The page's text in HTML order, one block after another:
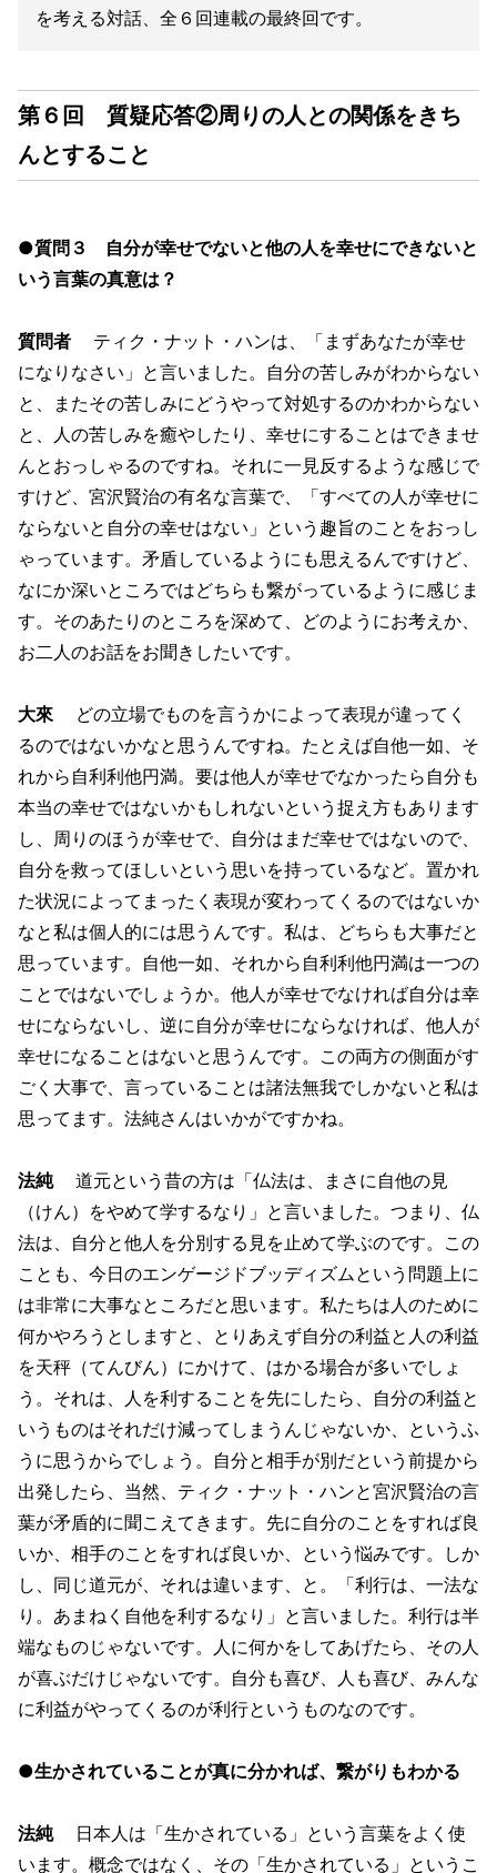
を考える対話、全６回連載の最終回です。
第６回 質疑応答②周りの人との関係をきち
んとすること
●質問３ 自分が幸せでないと他の人を幸せにできないと
いう言葉の真意は？
質問者 ティク・ナット・ハンは、「まずあなたが幸せ
になりなさい」と言いました。自分の苦しみがわからない
と、またその苦しみにどうやって対処するのかわからない
と、人の苦しみを癒やしたり、幸せにすることはできませ
んとおっしゃるのですね。それに一見反するような感じで
すけど、宮沢賢治の有名な言葉で、「すべての人が幸せに
ならないと自分の幸せはない」という趣旨のことをおっし
ゃっています。矛盾しているようにも思えるんですけど、
なにか深いところではどちらも繋がっているように感じま
す。そのあたりのところを深めて、どのようにお考えか、
お二人のお話をお聞きしたいです。
大來 どの立場でものを言うかによって表現が違ってく
るのではないかなと思うんですね。たとえば自他一如、そ
れから自利利他円満。要は他人が幸せでなかったら自分も
本当の幸せではないかもしれないという捉え方もあります
し、周りのほうが幸せで、自分はまだ幸せではないので、
自分を救ってほしいという思いを持っているなど。置かれ
た状況によってまったく表現が変わってくるのではないか
なと私は個人的には思うんです。私は、どちらも大事だと
思っています。自他一如、それから自利利他円満は一つの
ことではないでしょうか。他人が幸せでなければ自分は幸
せにならないし、逆に自分が幸せにならなければ、他人が
幸せになることはないと思うんです。この両方の側面がす
ごく大事で、言っていることは諸法無我でしかないと私は
思ってます。法純さんはいかがですかね。
法純道元という昔の方は「仏法は、まさに自他の見
（けん）をやめて学するなり」と言いました。つまり、仏
法は、自分と他人を分別する見を止めて学ぶのです。この
ことも、今日のエンゲージドブッディズムという問題上に
は非常に大事なところだと思います。私たちは人のために
何かやろうとしますと、とりあえず自分の利益と人の利益
を天秤（てんびん）にかけて、はかる場合が多いでしょ
う。それは、人を利することを先にしたら、自分の利益と
いうものはそれだけ減ってしまうんじゃないか、というふ
うに思うからでしょう。自分と相手が別だという前提から
出発したら、当然、ティク・ナット・ハンと宮沢賢治の言
葉が矛盾的に聞こえてきます。先に自分のことをすれば良
いか、相手のことをすれば良いか、という悩みです。しか
し、同じ道元が、それは違います、と。「利行は、一法な
り。あまねく自他を利するなり」と言いました。利行は半
端なものじゃないです。人に何かをしてあげたら、その人
が喜ぶだけじゃないです。自分も喜び、人も喜び、みんな
に利益がやってくるのが利行というものなのです。
●生かされていることが真に分かれば、繋がりもわかる
法純日本人は「生かされている」という言葉をよく使
います。概念ではなく、その「生かされている」というこ